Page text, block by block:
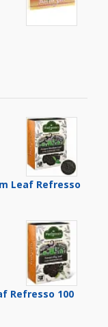
Leaf Refresso
Refresso 100